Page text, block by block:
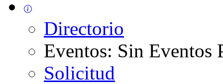
Directorio
Eventos: Sin Eventos
Solicitud